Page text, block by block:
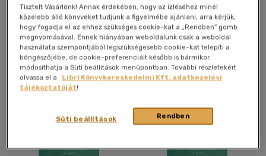
Antikvár könyv (3db)
Tisztelt Vásárlónk! Annak érdekében, hogy az ízléséhez minél
közelebb álló könyveket tudjunk a figyelmébe ajánlani, arra kérjük,
hogy fogadja el az ehhez szükséges cookie-kat a „Rendben” gomb
megnyomásával. Ennek hiányában weboldalunk csak a weboldal
használata szempontjából legszükségesebb cookie-kat telepíti a
böngészőjébe, de cookie-preferenciáit később is bármikor
módosíthatja a Süti beállítások menüpontban. További részletekért
olvassa el a
Libri Könyvkereskedelmi Kft. adatkezelési
tájékoztatóját!
Rendben
Süti beállítások